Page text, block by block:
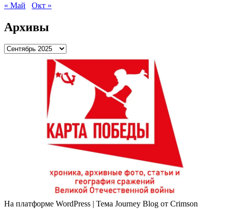
« Май
Окт »
Архивы
Архивы
На платформе WordPress | Тема Journey Blog от Crimson